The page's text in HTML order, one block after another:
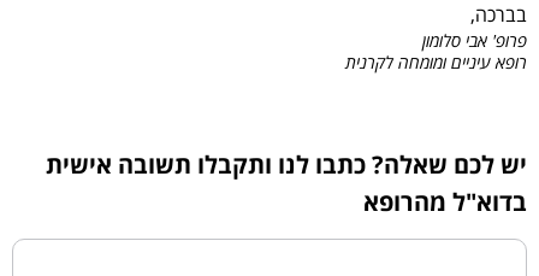
בברכה,
פרופ' אבי סלומון
רופא עיניים ומומחה לקרנית
יש לכם שאלה? כתבו לנו ותקבלו תשובה אישית
בדוא"ל מהרופא